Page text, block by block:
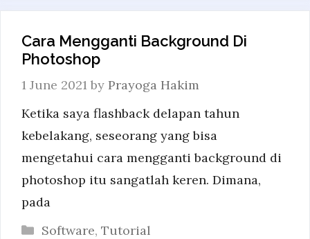
Cara Mengganti Background Di
Photoshop
1 June 2021 by Prayoga Hakim
Ketika saya flashback delapan tahun
kebelakang, seseorang yang bisa
mengetahui cara mengganti background di
photoshop itu sangatlah keren. Dimana,
pada
Categories
Software, Tutorial